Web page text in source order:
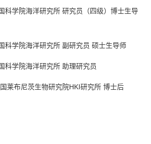
科学院海洋研究所 研究员（四级）博士生导
科学院海洋研究所 副研究员 硕士生导师
科学院海洋研究所 助理研究员
莱布尼茨生物研究院HKI研究所 博士后